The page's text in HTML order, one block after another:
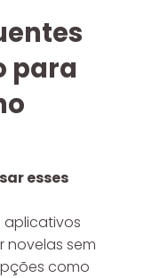
para
esses
aplicativos
novelas sem
como